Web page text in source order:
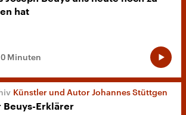
hat
Minuten
Künstler und Autor Johannes Stüttgen
Beuys-Erklärer